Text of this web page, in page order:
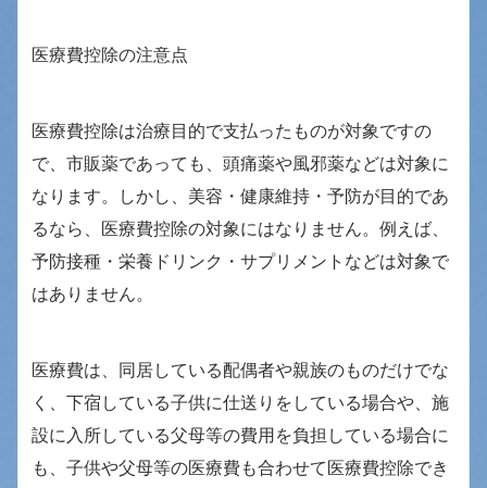
医療費控除の注意点
医療費控除は治療目的で支払ったものが対象ですの
で、市販薬であっても、頭痛薬や風邪薬などは対象に
なります。しかし、美容・健康維持・予防が目的であ
るなら、医療費控除の対象にはなりません。例えば、
予防接種・栄養ドリンク・サプリメントなどは対象で
はありません。
医療費は、同居している配偶者や親族のものだけでな
く、下宿している子供に仕送りをしている場合や、施
設に入所している父母等の費用を負担している場合に
も、子供や父母等の医療費も合わせて医療費控除でき